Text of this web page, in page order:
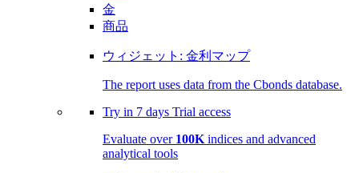
金
商品
ウィジェット: 金利マップ
The report uses data from the Cbonds database.
Try in 7 days Trial access
Evaluate over 100K indices and advanced
analytical tools